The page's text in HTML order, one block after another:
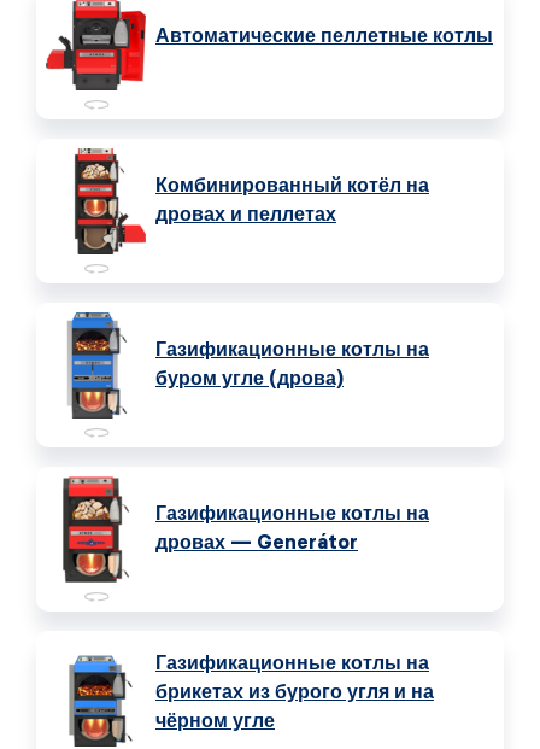
Автоматические пеллетные котлы
Комбинированный котёл на
дровах и пеллетах
Газификационные котлы на
буром угле (дрова)
Газификационные котлы на
дровах — Generátor
Газификационные котлы на
брикетах из бурого угля и на
чёрном угле